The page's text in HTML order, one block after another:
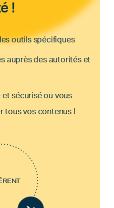
!
outils spécifiques
auprès des autorités et
et sécurisé ou vous
tous vos contenus !